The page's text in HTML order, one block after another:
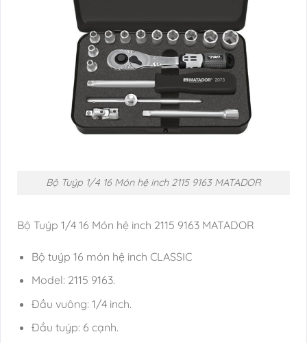
Bộ Tuýp 1/4 16 Món hệ inch 2115 9163 MATADOR
Bộ Tuýp 1/4 16 Món hệ inch 2115 9163 MATADOR
Bộ tuýp 16 món hệ inch CLASSIC
Model: 2115 9163.
Đầu vuông: 1/4 inch.
Đầu tuýp: 6 cạnh.